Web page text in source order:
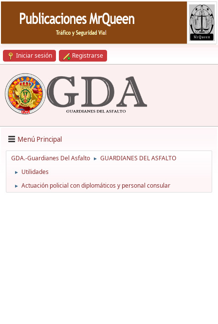
Iniciar sesión Registrarse
Menú Principal
GDA.-Guardianes Del Asfalto ► GUARDIANES DEL ASFALTO
► Utilidades
► Actuación policial con diplomáticos y personal consular